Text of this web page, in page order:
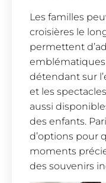
Les familles
croisières le
permettent
emblématiques
détendant sur
et les
aussi
des enfants.
d’options pour
moments
des souvenirs